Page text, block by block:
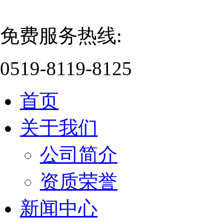
免费服务热线:
0519-8119-8125
首页
关于我们
公司简介
资质荣誉
新闻中心